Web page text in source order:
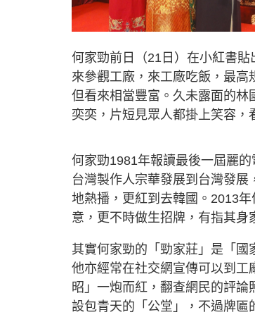
何家勁前日（21日）在小紅書
來參觀工廠，來工廠吃飯，最
但看來相當豐富。久未露面的
奕奕，片短見眾人都掛上笑容，
何家勁1981年報讀最後一屆麗
台灣製作人宗華發展到台灣發
地熱播，更紅到去韓國。2013
意，更不時做生招牌，有指其身
其實何家勁的「勁家莊」是「
他亦經常在社交網宣傳可以到工
昭」一炮而紅，翻查網民的評
設包青天的「公堂」，不過牌匾